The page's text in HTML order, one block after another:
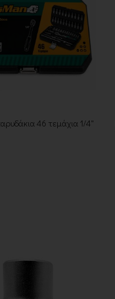
46 τεμάχια 1/4"